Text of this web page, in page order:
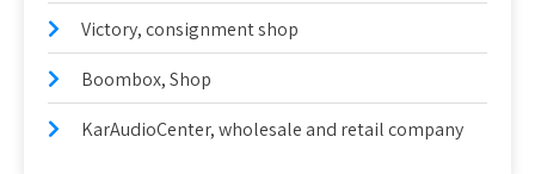
Victory, consignment shop
Boombox, Shop
KarAudioCenter, wholesale and retail company